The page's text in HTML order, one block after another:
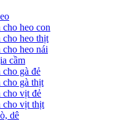
heo con
cho heo thịt
heo nái
cầm
gà đẻ
cho gà thịt
cho vịt đẻ
cho vịt thịt
dê